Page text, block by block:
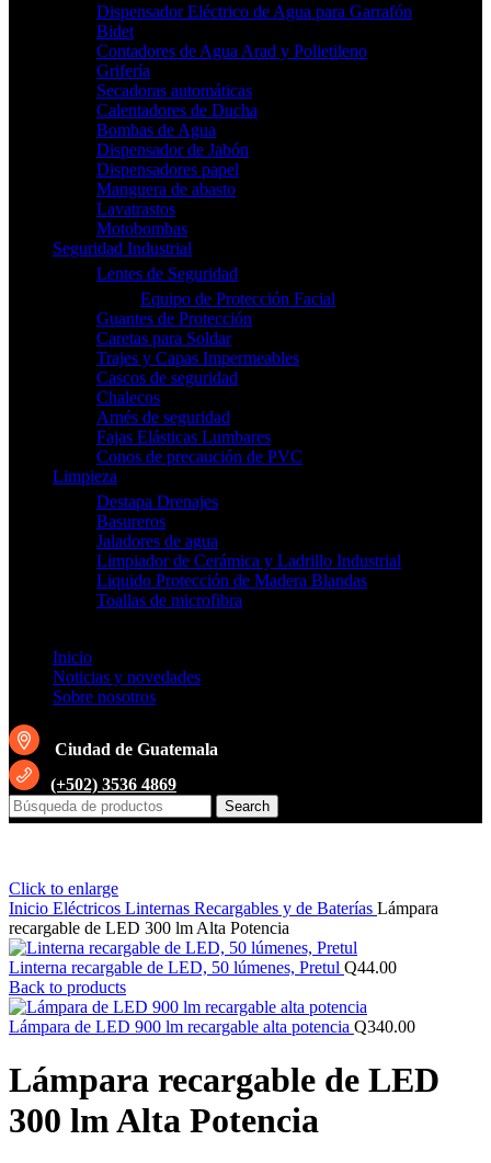
Dispensador Eléctrico de Agua para Garrafón
Bidet
Contadores de Agua Arad y Polietileno
Grifería
Secadoras automáticas
Calentadores de Ducha
Bombas de Agua
Dispensador de Jabón
Dispensadores papel
Manguera de abasto
Lavatrastos
Motobombas
Seguridad Industrial
Lentes de Seguridad
Equipo de Protección Facial
Guantes de Protección
Caretas para Soldar
Trajes y Capas Impermeables
Cascos de seguridad
Chalecos
Arnés de seguridad
Fajas Elásticas Lumbares
Conos de precaución de PVC
Limpieza
Destapa Drenajes
Basureros
Jaladores de agua
Limpiador de Cerámica y Ladrillo Industrial
Liquido Protección de Madera Blandas
Toallas de microfibra
Inicio
Noticias y novedades
Sobre nosotros
Ciudad de Guatemala
(+502) 3536 4869
Search
Click to enlarge
Inicio Eléctricos Linternas Recargables y de Baterías Lámpara
recargable de LED 300 lm Alta Potencia
Linterna recargable de LED, 50 lúmenes, Pretul Q44.00
Back to products
Lámpara de LED 900 lm recargable alta potencia Q340.00
Lámpara recargable de LED
300 lm Alta Potencia